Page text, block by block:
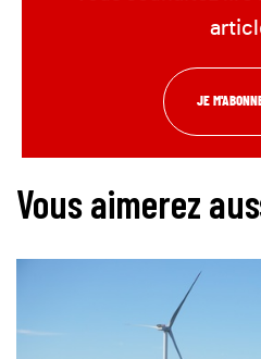
JE
Vous aimerez